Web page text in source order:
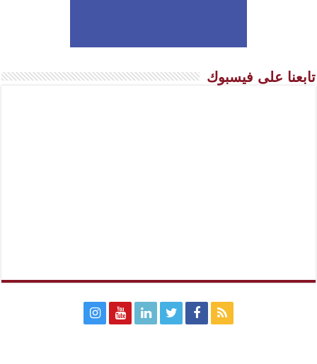
تابعنا على فيسبوك